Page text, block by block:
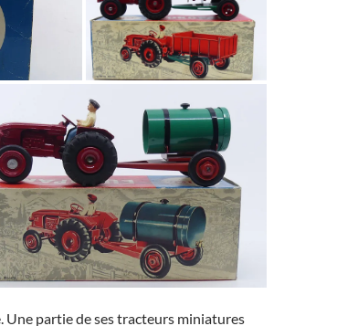
Une partie de ses tracteurs miniatures